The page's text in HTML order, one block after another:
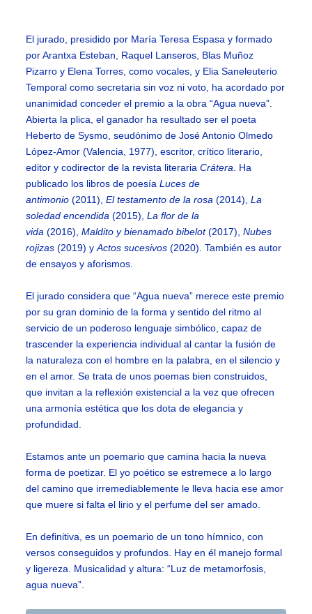
El jurado, presidido por María Teresa Espasa y formado
por Arantxa Esteban, Raquel Lanseros, Blas Muñoz
Pizarro y Elena Torres, como vocales, y Elia Saneleuterio
Temporal como secretaria sin voz ni voto, ha acordado por
unanimidad conceder el premio a la obra “Agua nueva”.
Abierta la plica, el ganador ha resultado ser el poeta
Heberto de Sysmo, seudónimo de José Antonio Olmedo
López-Amor (Valencia, 1977), escritor, crítico literario,
editor y codirector de la revista literariaCrátera . Ha
publicado los libros de poesíaLuces de
antimonio (2011),El testamento de la rosa (2014),La
soledad encendida (2015),La flor de la
vida (2016),Maldito y bienamado bibelot(2017),Nubes
rojizas (2019) yActos sucesivos (2020). También es autor
de ensayos y aforismos.
El jurado considera que “Agua nueva” merece este premio
por su gran dominio de la forma y sentido del ritmo al
servicio de un poderoso lenguaje simbólico, capaz de
trascender la experiencia individual al cantar la fusión de
la naturaleza con el hombre en la palabra, en el silencio y
en el amor. Se trata de unos poemas bien construidos,
que invitan a la reflexión existencial a la vez que ofrecen
una armonía estética que los dota de elegancia y
profundidad.
Estamos ante un poemario que camina hacia la nueva
forma de poetizar. El yo poético se estremece a lo largo
del camino que irremediablemente le lleva hacia ese amor
que muere si falta el lirio y el perfume del ser amado.
En definitiva, es un poemario de un tono hímnico, con
versos conseguidos y profundos. Hay en él manejo formal
y ligereza. Musicalidad y altura: “Luz de metamorfosis,
agua nueva”.